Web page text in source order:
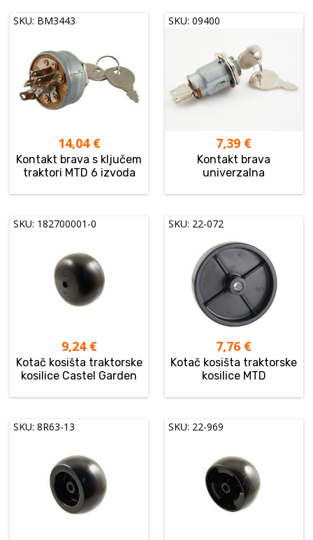
SKU: BM3443
14,04 €
Kontakt brava s ključem
traktori MTD 6 izvoda
SKU: 09400
7,39 €
Kontakt brava
univerzalna
SKU: 182700001-0
9,24 €
Kotač kosišta traktorske
kosilice Castel Garden
SKU: 22-072
7,76 €
Kotač kosišta traktorske
kosilice MTD
SKU: 8R63-13 SKU: 22-969